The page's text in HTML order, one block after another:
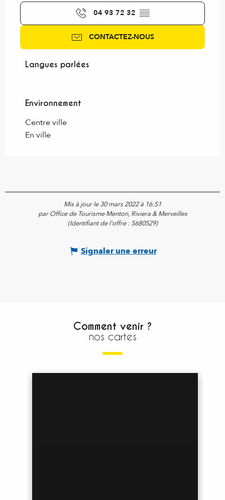
04 93 72 32 ▒▒
CONTACTEZ-NOUS
Langues parlées
Langues parlées
Environnement
Environnement
Centre ville
En ville
Mis à jour le 30 mars 2022 à 16:51
par Office de Tourisme Menton, Riviera & Merveilles
(Identifiant de l'offre : 5680529)
Signaler une erreur
Comment venir ?
nos cartes